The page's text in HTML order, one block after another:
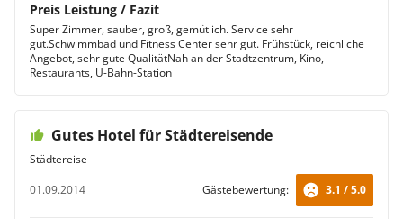
Zeitungen geliefert.
Penthouse Suite
Die Penthouse Suite begrüßt seine Gäste in den oberen
Etagen des luxuriösen Hotels. Auf 86 m² haben Sie viel
zu gestalten. Zur Unterhaltung trägt der
Flachbildfernseher bei, der über Premiumkanäle verfügt
und Pay-TV anbietet. Genießen Sie den Service der
kostenfreien Tageszeitungen, des separaten Check-in-
Schalters und das Frühstück in der Executive Lounge.
Preis Leistung / Fazit
Super Zimmer, sauber, groß, gemütlich. Service sehr
gut.Schwimmbad und Fitness Center sehr gut. Frühstück, reichliche
Angebot, sehr gute QualitätNah an der Stadtzentrum, Kino,
Restaurants, U-Bahn-Station
Gutes Hotel für Städtereisende
Städtereise
01.09.2014
Gästebewertung: 3.1 / 5.0